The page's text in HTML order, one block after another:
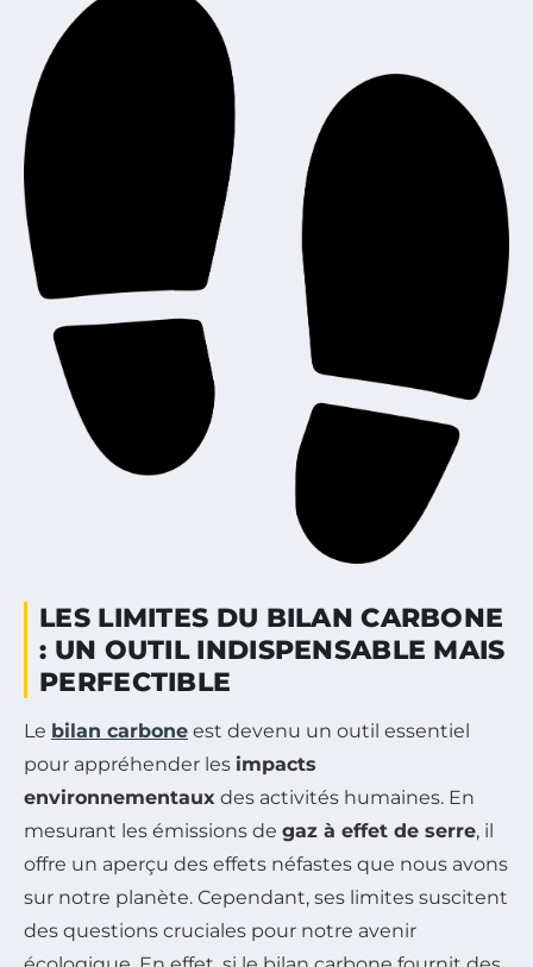
LES LIMITES DU BILAN CARBONE
: UN OUTIL INDISPENSABLE MAIS
PERFECTIBLE
Le bilan carbone est devenu un outil essentiel
pour appréhender les impacts
environnementaux des activités humaines. En
mesurant les émissions de gaz à effet de serre, il
offre un aperçu des effets néfastes que nous avons
sur notre planète. Cependant, ses limites suscitent
des questions cruciales pour notre avenir